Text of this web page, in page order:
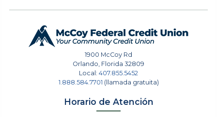
1900 McCoy Rd
Orlando Florida 32809
Local: 407.855.5452
1.888.584.7701 (llamada gratuita)
Horario de Atención